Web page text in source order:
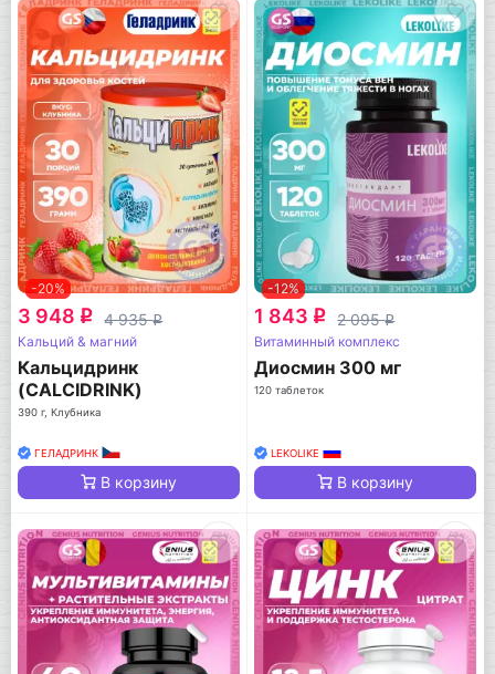
-20%
3 948 q 4 935q
Кальций & магний
Кальцидринк
(CALCIDRINK)
390 г, Клубника
ГЕЛАДРИНК
В корзину
-12%
1 843 q 2 095q
Витаминный комплекс
Диосмин 300 мг
120 таблеток
LEKOLIKE
В корзину